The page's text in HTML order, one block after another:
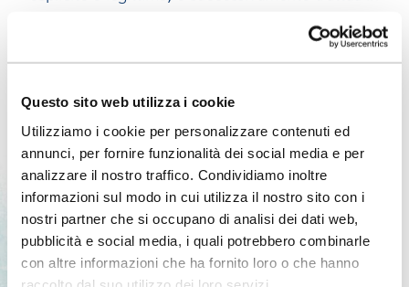
Questo sito web utilizza i cookie
Utilizziamo i cookie per personalizzare contenuti ed
annunci, per fornire funzionalità dei social media e per
analizzare il nostro traffico. Condividiamo inoltre
informazioni sul modo in cui utilizza il nostro sito con i
nostri partner che si occupano di analisi dei dati web,
pubblicità e social media, i quali potrebbero combinarle
con altre informazioni che ha fornito loro o che hanno
adeguati, pertinenti e limitati a quanto necessario
esatti e se necessario, aggiornati;
trattati in maniera da garantire un adeguato livello
di sicurezza;
conservati in una forma che consenta
l’identificazione dell’Interessato per un periodo di